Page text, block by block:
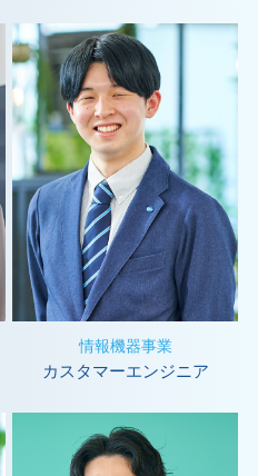
情報機器事業
カスタマーエンジニア